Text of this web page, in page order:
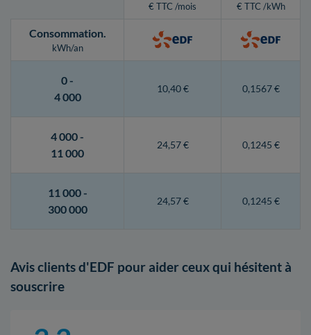
€ TTC /mois € TTC /kWh
Consommation.
kWh/an
0 -
4 000
10,40 € 0,1567 €
4 000 -
11 000
24,57 € 0,1245 €
11 000 -
300 000
24,57 € 0,1245 €
Avis clients d'EDF pour aider ceux qui hésitent à
souscrire